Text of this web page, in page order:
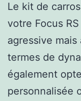
Le kit de
votre Focus
agressive
termes de
également
personnalisée